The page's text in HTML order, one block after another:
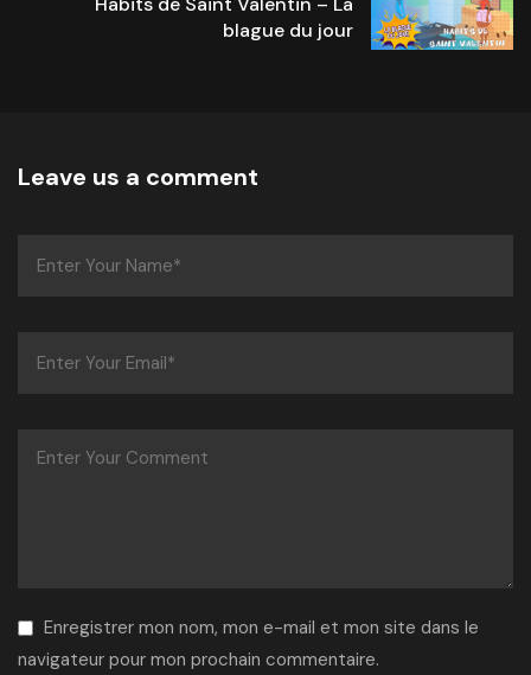
blague du jour
Leave us a comment
Enregistrer mon nom, mon e-mail et mon site dans le
navigateur pour mon prochain commentaire.